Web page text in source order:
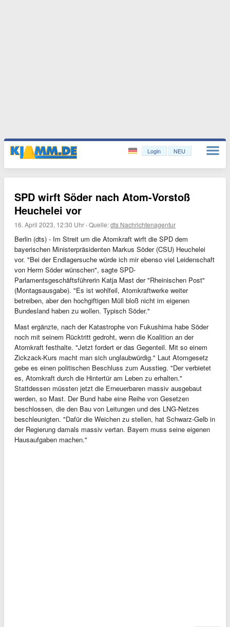
Login NEU
SPD wirft Söder nach Atom-Vorstoß
Heuchelei vor
16. April 2023, 12:30 Uhr ·Quelle:dts Nachrichtenagentur
Berlin (dts) - Im Streit um die Atomkraft wirft die SPD dem
bayerischen Ministerpräsidenten Markus Söder (CSU) Heuchelei
vor. "Bei der Endlagersuche würde ich mir ebenso viel Leidenschaft
von Herrn Söder wünschen", sagte SPD-
Parlamentsgeschäftsführerin Katja Mast der "Rheinischen Post"
(Montagsausgabe). "Es ist wohlfeil, Atomkraftwerke weiter
betreiben, aber den hochgiftigen Müll bloß nicht im eigenen
Bundesland haben zu wollen. Typisch Söder."
Mast ergänzte, nach der Katastrophe von Fukushima habe Söder
noch mit seinem Rücktritt gedroht, wenn die Koalition an der
Atomkraft festhalte. "Jetzt fordert er das Gegenteil. Mit so einem
Zickzack-Kurs macht man sich unglaubwürdig." Laut Atomgesetz
gebe es einen politischen Beschluss zum Ausstieg. "Der verbietet
es, Atomkraft durch die Hintertür am Leben zu erhalten."
Stattdessen müssten jetzt die Erneuerbaren massiv ausgebaut
werden, so Mast. Der Bund habe eine Reihe von Gesetzen
beschlossen, die den Bau von Leitungen und des LNG-Netzes
beschleunigten. "Dafür die Weichen zu stellen, hat Schwarz-Gelb in
der Regierung damals massiv vertan. Bayern muss seine eigenen
Hausaufgaben machen."